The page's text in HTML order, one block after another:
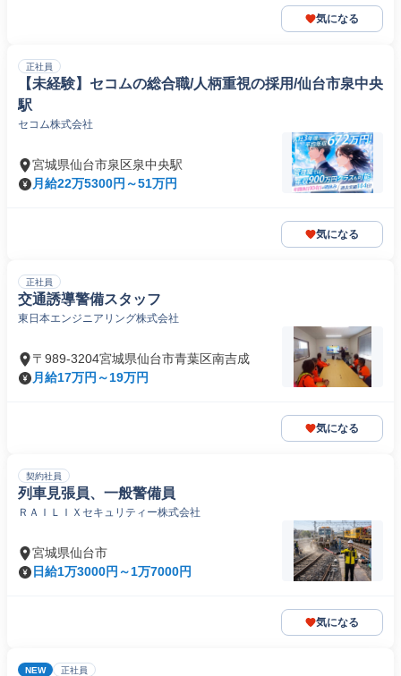
気になる
正社員
【未経験】セコムの総合職/人柄重視の採用/仙台市泉中央
駅
セコム株式会社
宮城県仙台市泉区泉中央駅
月給22万5300円～51万円
気になる
正社員
交通誘導警備スタッフ
東日本エンジニアリング株式会社
〒989-3204宮城県仙台市青葉区南吉成
月給17万円～19万円
気になる
契約社員
列車見張員、一般警備員
ＲＡＩＬＩＸセキュリティー株式会社
宮城県仙台市
日給1万3000円～1万7000円
気になる
NEW 正社員